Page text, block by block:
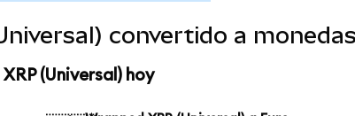
convertido a
(Universal) hoy